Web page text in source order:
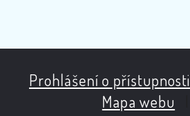
Prohlášení o přístupnosti
Mapa webu